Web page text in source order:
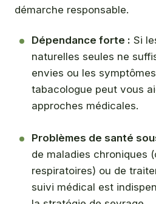
démarche responsable.
Dépendance forte : Si
naturelles seules ne
envies ou les
tabacologue peut vous
approches médicales.
Problèmes de santé
de maladies chroniques
respiratoires) ou de
suivi médical est